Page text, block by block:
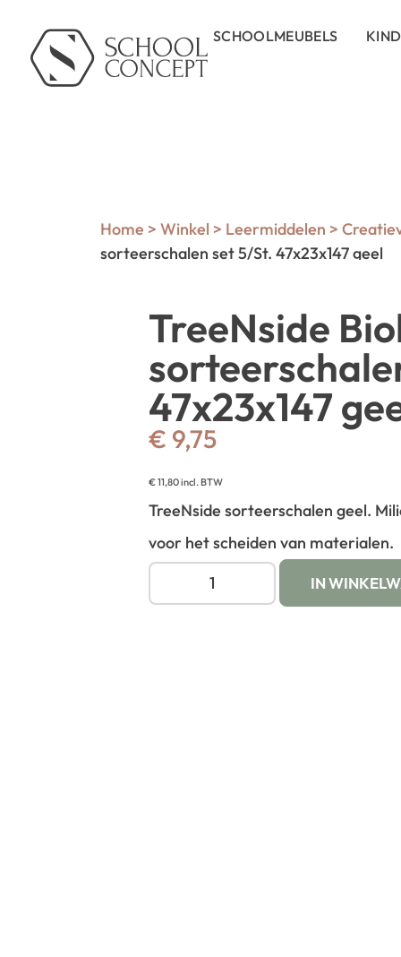
SCHOOLMEUBELS
Home > Winkel > Leermiddelen >
sorteerschalen set 5/St. 47x23x147 geel
TreeNside
47x23x147
€ 9,75
€11,80incl. BTW
TreeNside sorteerschalen geel.
voor het scheiden van materialen.
IN